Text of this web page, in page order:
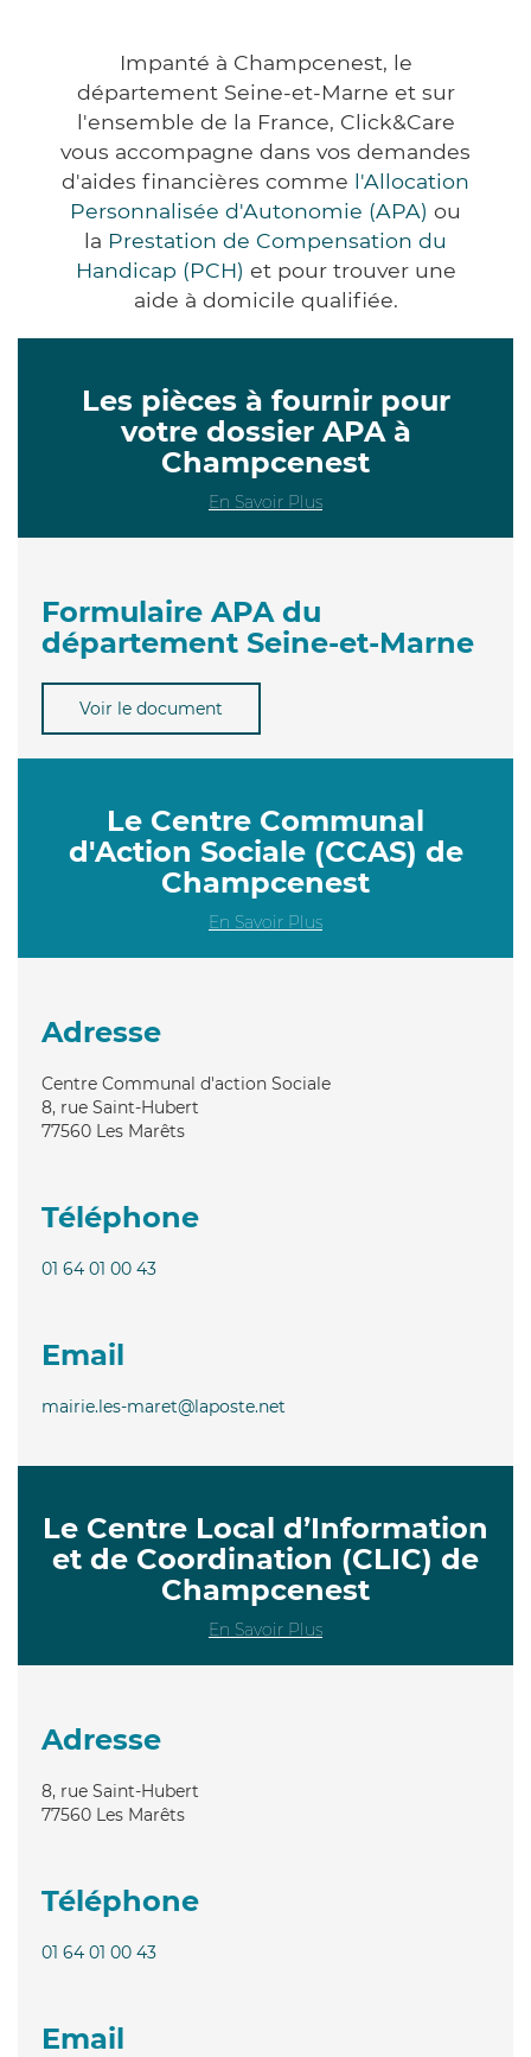
Impanté à Champcenest, le
département Seine-et-Marne et sur
l'ensemble de la France, Click&Care
vous accompagne dans vos demandes
d'aides financières comme l'Allocation
Personnalisée d'Autonomie (APA) ou
la Prestation de Compensation du
Handicap (PCH) et pour trouver une
aide à domicile qualifiée.
Les pièces à fournir pour
votre dossier APA à
Champcenest
En Savoir Plus
Formulaire APA du
département Seine-et-Marne
Voir le document
Le Centre Communal
d'Action Sociale (CCAS) de
Champcenest
En Savoir Plus
Adresse
Centre Communal d'action Sociale
8, rue Saint-Hubert
77560 Les Marêts
Téléphone
01 64 01 00 43
Email
mairie.les-maret@laposte.net
Le Centre Local d’Information
et de Coordination (CLIC) de
Champcenest
En Savoir Plus
Adresse
8, rue Saint-Hubert
77560 Les Marêts
Téléphone
01 64 01 00 43
Email